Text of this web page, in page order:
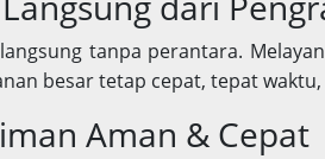
tanpa perantara.
besar tetap cepat, tepat
Aman & Cepat